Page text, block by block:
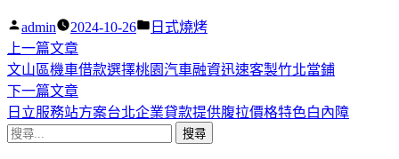
作
者:
admin 2024-10-26
分
日式燒烤
文
章
導
覽
上一篇文章下
一
篇
文
文山區機車借款選擇桃園汽車融資迅速客製竹北當鋪
下一篇文章下
一
日立服務站方案台北企業貸款提供腹拉價格特色白內障
搜